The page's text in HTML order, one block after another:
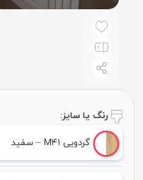
رنگ یا سایز:
گردویی M۴۱ – سفید